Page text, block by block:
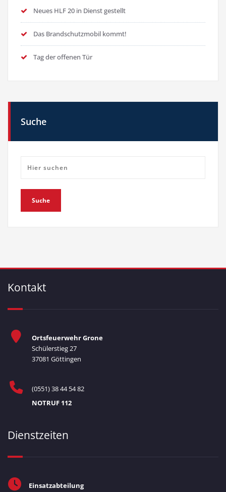
Neues HLF 20 in Dienst gestellt
Das Brandschutzmobil kommt!
Tag der offenen Tür
Suche
Kontakt
Ortsfeuerwehr Grone
Schülerstieg 27
37081 Göttingen
(0551) 38 44 54 82
NOTRUF 112
Dienstzeiten
Einsatzabteilung